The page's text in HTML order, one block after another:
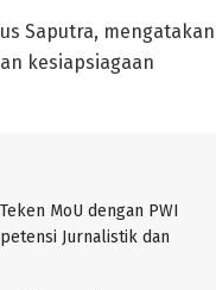
Saputra, mengatakan
kesiapsiagaan
MoU dengan PWI
Jurnalistik dan